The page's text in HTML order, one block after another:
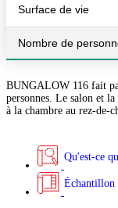
Surface de vie
Nombre de
BUNGALOW 116 fait
personnes. Le salon et
à la chambre au rez-de-
Qu'est-ce
Échantillon